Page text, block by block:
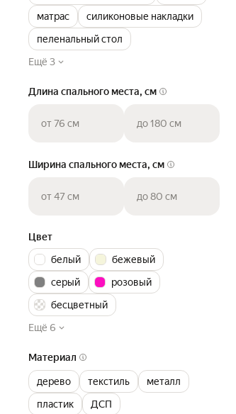
матрас
силиконовые накладки
пеленальный стол
Ещё 3
Длина спального места, см
от 76 см до 180 см
Ширина спального места, см
от 47 см до 80 см
Цвет
белый
бежевый
серый
розовый
бесцветный
Ещё 6
Материал
дерево текстиль
металл
пластик
ДСП